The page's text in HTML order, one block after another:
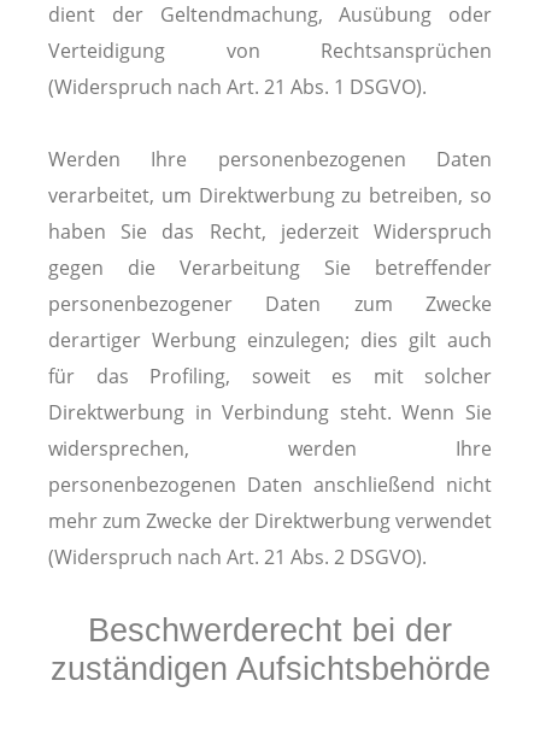
dient der Geltendmachung, Ausübung oder
Verteidigung von Rechtsansprüchen
(Widerspruch nach Art. 21 Abs. 1 DSGVO).
Werden Ihre personenbezogenen Daten
verarbeitet, um Direktwerbung zu betreiben, so
haben Sie das Recht, jederzeit Widerspruch
gegen die Verarbeitung Sie betreffender
personenbezogener Daten zum Zwecke
derartiger Werbung einzulegen; dies gilt auch
für das Profiling, soweit es mit solcher
Direktwerbung in Verbindung steht. Wenn Sie
widersprechen, werden Ihre
personenbezogenen Daten anschließend nicht
mehr zum Zwecke der Direktwerbung verwendet
(Widerspruch nach Art. 21 Abs. 2 DSGVO).
Beschwerderecht bei der
zuständigen Aufsichtsbehörde